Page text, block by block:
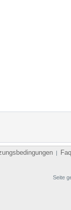
| Faq
Seite